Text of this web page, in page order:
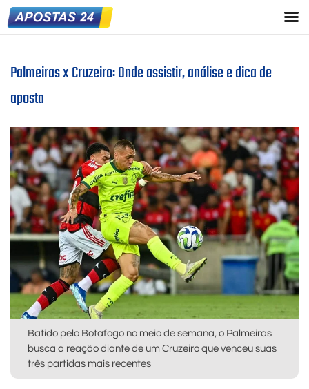
Palmeiras x Cruzeiro: Onde assistir, análise e dica de
aposta
Batido pelo Botafogo no meio de semana, o Palmeiras
busca a reação diante de um Cruzeiro que venceu suas
três partidas mais recentes